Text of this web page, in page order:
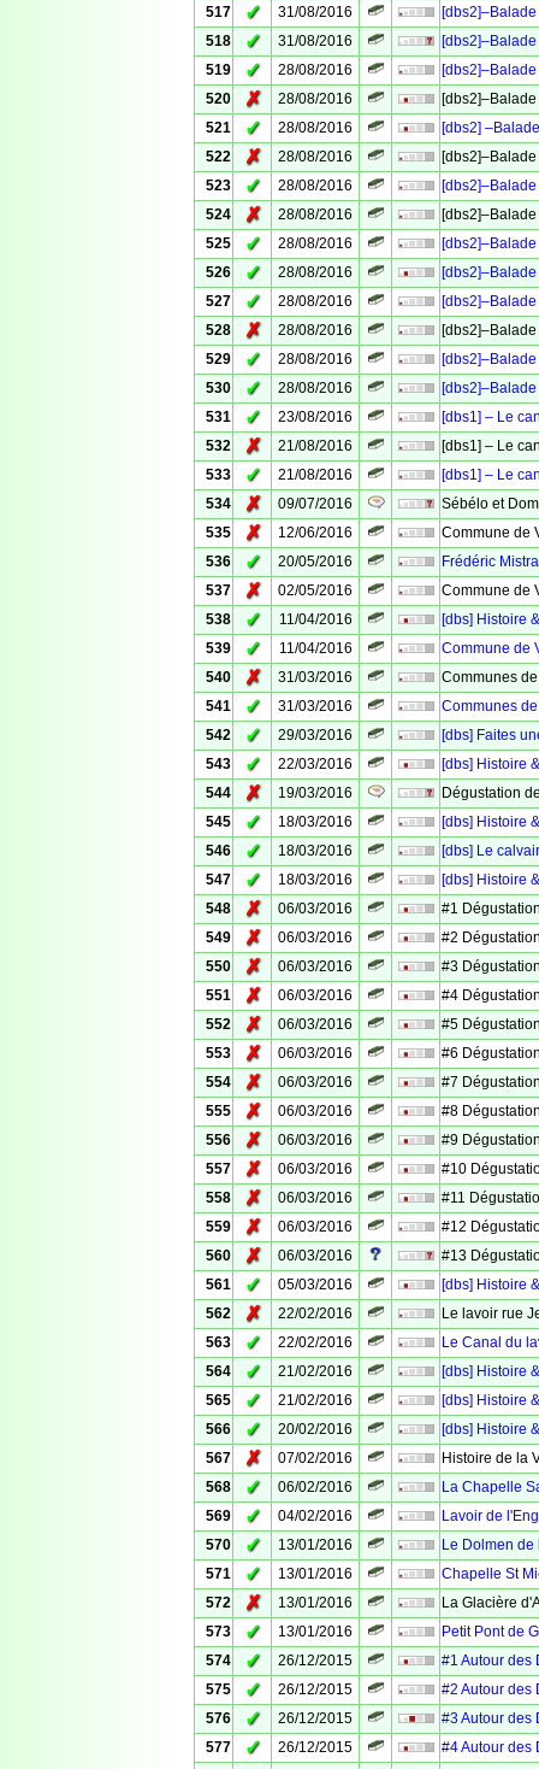
517
✓ 31/08/2016
518
✓ 31/08/2016
519
✓ 28/08/2016
520
✗ 28/08/2016
521
✓ 28/08/2016
[dbs2]
522
✗ 28/08/2016
523
✓ 28/08/2016
524
✗ 28/08/2016
525
✓ 28/08/2016
526
✓ 28/08/2016
527
✓ 28/08/2016
528
✗ 28/08/2016
529
✓ 28/08/2016
530
✓ 28/08/2016
531
✓ 23/08/2016
[dbs1] – Le
532
✗ 21/08/2016
[dbs1] – Le
533
✓ 21/08/2016
[dbs1] – Le
534
✗ 09/07/2016
Sébélo et
535
✗ 12/06/2016
Commune de
536
✓ 20/05/2016
Frédéric
537
✗ 02/05/2016
Commune de
538
✓ 11/04/2016
[dbs] Histoire
539
✓ 11/04/2016
Commune de
540
✗ 31/03/2016
Communes
541
✓ 31/03/2016
Communes
542
✓ 29/03/2016
[dbs] Faites
543
✓ 22/03/2016
[dbs] Histoire
544
✗ 19/03/2016
Dégustation
545
✓ 18/03/2016
[dbs] Histoire
546
✓ 18/03/2016
[dbs] Le
547
✓ 18/03/2016
[dbs] Histoire
548
✗ 06/03/2016
#1
549
✗ 06/03/2016
#2
550
✗ 06/03/2016
#3
551
✗ 06/03/2016
#4
552
✗ 06/03/2016
#5
553
✗ 06/03/2016
#6
554
✗ 06/03/2016
#7
555
✗ 06/03/2016
#8
556
✗ 06/03/2016
#9
557
✗ 06/03/2016
#10
558
✗ 06/03/2016
#11
559
✗ 06/03/2016
#12
560
✗ 06/03/2016
#13
561
✓ 05/03/2016
[dbs] Histoire
562
✗ 22/02/2016
Le lavoir rue
563
✓ 22/02/2016
Le Canal du
564
✓ 21/02/2016
[dbs] Histoire
565
✓ 21/02/2016
[dbs] Histoire
566
✓ 20/02/2016
[dbs] Histoire
567
✗ 07/02/2016
Histoire de la
568
✓ 06/02/2016
La Chapelle
569
✓ 04/02/2016
Lavoir de
570
✓ 13/01/2016
Le Dolmen de
571
✓ 13/01/2016
Chapelle St
572
✗ 13/01/2016
La Glacière
573
✓ 13/01/2016
Petit Pont de
574
✓ 26/12/2015
#1 Autour des
575
✓ 26/12/2015
#2 Autour des
576
✓ 26/12/2015
#3 Autour des
577
✓ 26/12/2015
#4 Autour des